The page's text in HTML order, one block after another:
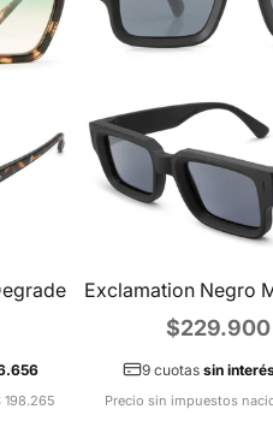
Exclamation Negro
Precio de
$229.900
9 cuotassin
Precio sin impuestos